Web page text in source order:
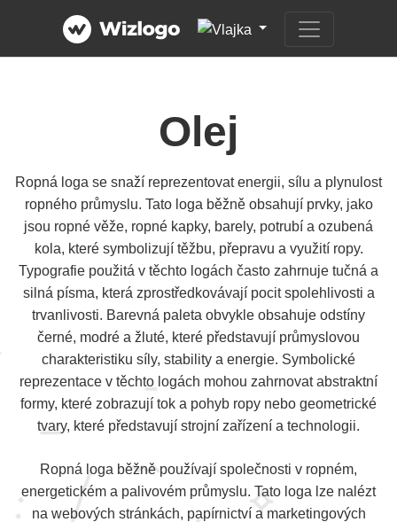
Olej
Ropná loga se snaží reprezentovat energii, sílu a plynulost
ropného průmyslu. Tato loga běžně obsahují prvky, jako
jsou ropné věže, ropné kapky, barely, potrubí a ozubená
kola, které symbolizují těžbu, přepravu a využití ropy.
Typografie použitá v těchto logách často zahrnuje tučná a
silná písma, která zprostředkovávají pocit spolehlivosti a
trvanlivosti. Barevná paleta obvykle obsahuje odstíny
černé, modré a žluté, které představují průmyslovou
charakteristiku síly, stability a energie. Symbolické
reprezentace v těchto logách mohou zahrnovat abstraktní
formy, které zobrazují tok a pohyb ropy nebo geometrické
tvary, které představují strojní zařízení a technologii.
Ropná loga běžně používají společnosti v ropném,
energetickém a palivovém průmyslu. Tato loga lze nalézt
na webových stránkách, papírnictví a marketingových